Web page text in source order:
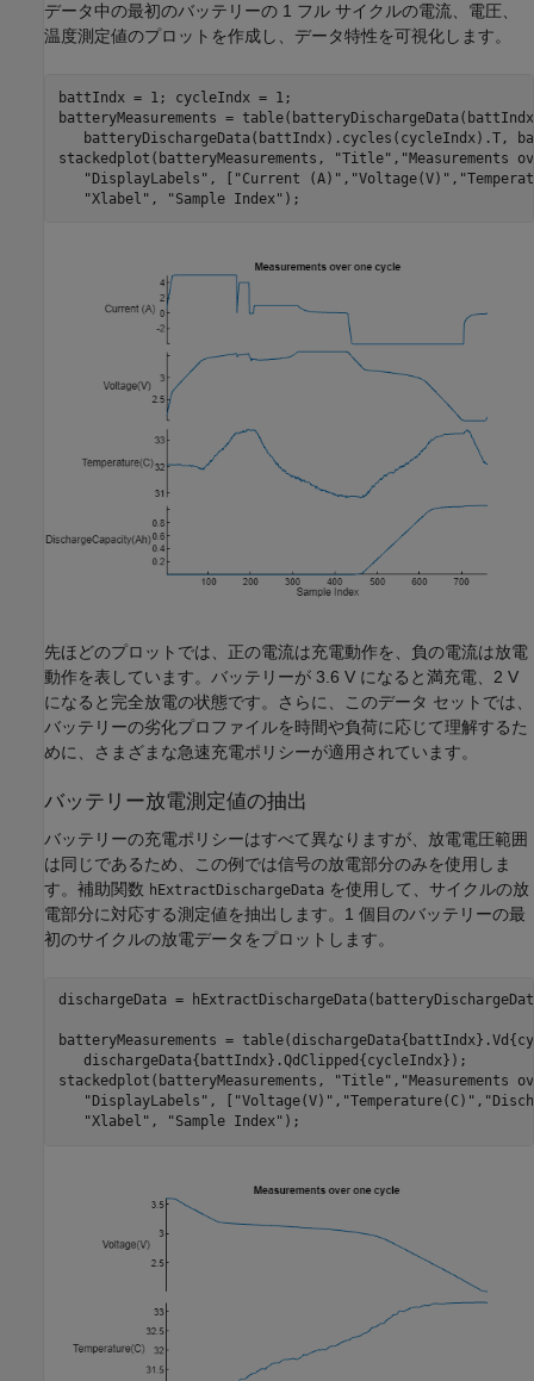
データ中の最初のバッテリーの 1 フル サイクルの電流、電圧、
温度測定値のプロットを作成し、データ特性を可視化します。
battIndx = 1; cycleIndx = 1;
batteryMeasurements =
batteryDischargeData(battIndx).cycles(cycleIndx).T,
stackedplot(batteryMeasurements,
"Title" , "Measurements
"DisplayLabels" , [ "Current (A)" , "Voltage(V)" ,
"Xlabel" , "Sample Index" );
先ほどのプロットでは、正の電流は充電動作を、負の電流は放電
動作を表しています。バッテリーが 3.6 V になると満充電、2 V
になると完全放電の状態です。さらに、このデータ セットでは、
バッテリーの劣化プロファイルを時間や負荷に応じて理解するた
めに、さまざまな急速充電ポリシーが適用されています。
バッテリー放電測定値の抽出
バッテリーの充電ポリシーはすべて異なりますが、放電電圧範囲
は同じであるため、この例では信号の放電部分のみを使用しま
す。補助関数 hExtractDischargeData を使用して、サイクルの放
電部分に対応する測定値を抽出します。1 個目のバッテリーの最
初のサイクルの放電データをプロットします。
dischargeData =
batteryMeasurements =
   dischargeData{battIndx}.QdClipped{cycleIndx});
stackedplot(batteryMeasurements,
"Title" , "Measurements
"DisplayLabels" , [ "Voltage(V)" , "Temperature(C)" ,
"Xlabel" , "Sample Index" );